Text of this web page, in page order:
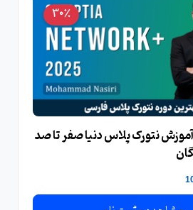
30٪
نتورک پلاس دنیا صفر تا صد